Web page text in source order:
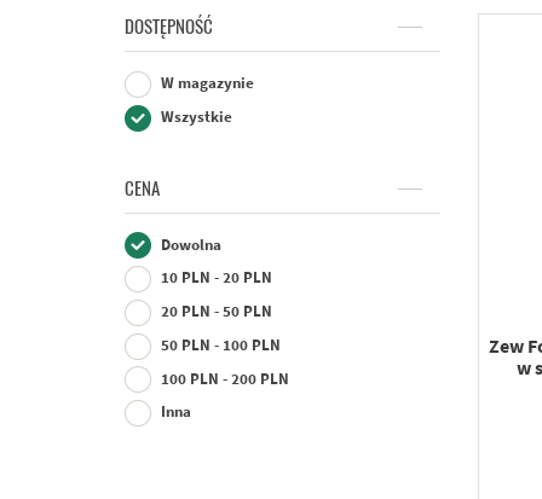
DOSTĘPNOŚĆ
W magazynie
Wszystkie
CENA
Dowolna
10 PLN - 20 PLN
20 PLN - 50 PLN
50 PLN - 100 PLN
100 PLN - 200 PLN
Inna
Zew
w